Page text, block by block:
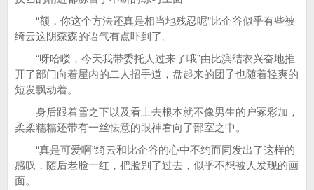
“额，你这个方法还真是相当地残忍呢”比企谷似乎有些被
绮云这阴森森的语气有点吓到了。
“呀哈喽，今天我带委托人过来了哦”由比滨结衣兴奋地推
开了部门向着屋内的二人招手道，盘起来的团子也随着轻爽的
短发飘动着。
身后跟着雪之下以及看上去根本就不像男生的户冢彩加，
柔柔糯糯还带有一丝怯意的眼神看向了部室之中。
“真是可爱啊”绮云和比企谷的心中不约而同发出了这样的
感叹，随后老脸一红，把脸别了过去，似乎不想被人发现的画
面。